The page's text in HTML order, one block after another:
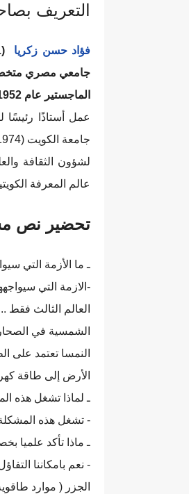
التعريف
فؤاد حسن زكريا
الماجستير عام 1952 والدكتوراه عام 1956 في الفلسفة من جامعة عين شمس
لشؤون الثقافة
عالم المعرفة
تحضير نص
ـ ما الأزمة التي
-الازمة التي
العالم الثالث فقط
الشمسية في
النمسا تعتمد على
الأرض إلى طاقة
ـ لماذا تشغل هذه
- تشغل هذه
ـ ماذا تأكد علميا
- نعم بامكاننا
الجزر ( موارد